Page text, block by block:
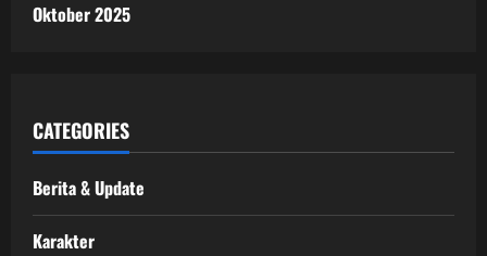
Oktober 2025
CATEGORIES
Berita & Update
Karakter